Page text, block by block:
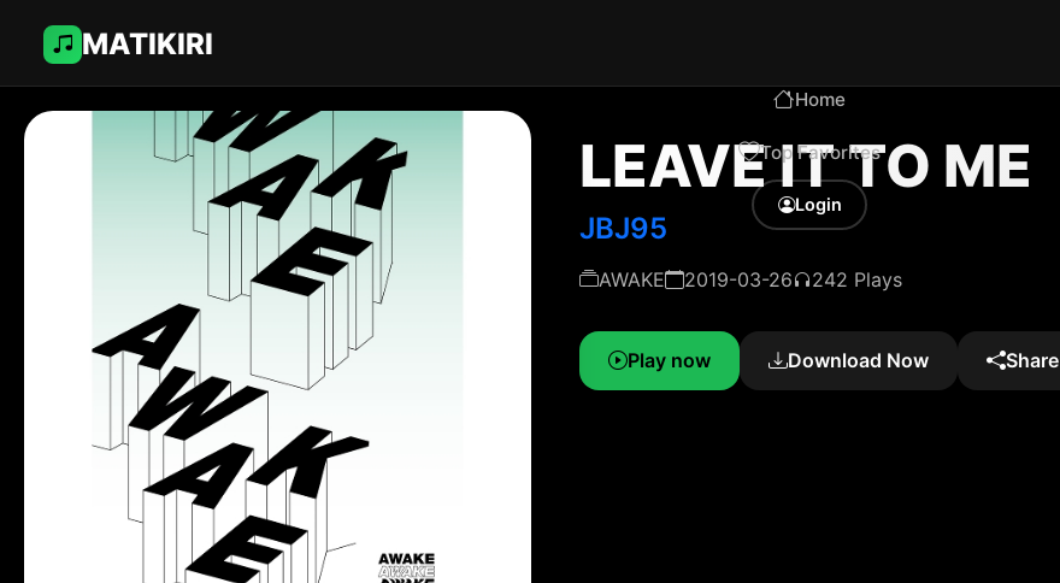
MATIKIRI
Home
Top Favorites
Login
LEAVE IT TO ME
JBJ95
AWAKE 2019-03-26 242 Plays
Play now Download Now Share